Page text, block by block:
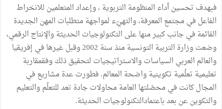
فبهدف تحسين أداء المنظومة التربوية ، وإعداد المتعلمين للانخراط
الفاعل في مجتمع المعرفة، والتهيّء لمواجهة متطلبات المهن الجديدة
القائمة في جانب كبير منها على التكنولوجيات الحديثة والإنتاج الرقمي،
وضعت وزارة التربية التونسية منذ سنة 2002 وقبل غيرها في إفريقيا
والعالم العربي السياسات والاستراتيجيات لتحقيق ذلك وفقمقاربة
تعليمية تعلُمية تكوينية واضحة المعالم. فطورت عدة مشاريع في
المجال كانت في محصّلتها العامة محاولات جادة تعد للتعلُم والتعليم
والتكوين عن بعد باعتمادالتكنولوجيات الحديثة.